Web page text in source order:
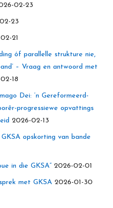
02-23
23
21
óf parallelle strukture nie,
– Vraag en antwoord met
18
Dei: ‘n Gereformeerd-
progressiewe opvattings
2026-02-13
opskorting van bande
in die GKSA” 2026-02-01
met GKSA 2026-01-30